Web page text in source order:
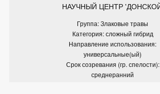
НАУЧНЫЙ ЦЕНТР
Группа: Злаковые травы
Категория: сложный гибрид
Направление использования:
универсальные(ый)
Срок созревания (гр. спелости):
среднеранний